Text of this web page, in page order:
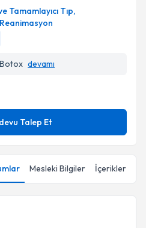
Fotoğrafı
Tamamlayıcı Tıp,
devamı
Talep Et
Mesleki Bilgiler İçerikler